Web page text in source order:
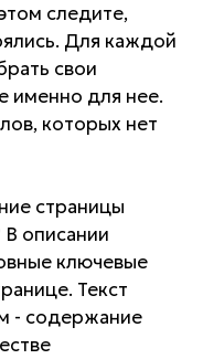
следите,
Для каждой
свои
именно для нее.
которых нет
страницы
описании
ключевые
Текст
- содержание